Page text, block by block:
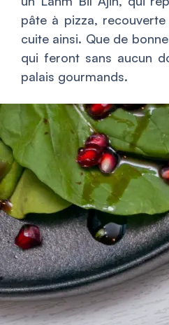
pâte à pizza,
cuite ainsi. Que de
qui feront sans aucun
palais gourmands.